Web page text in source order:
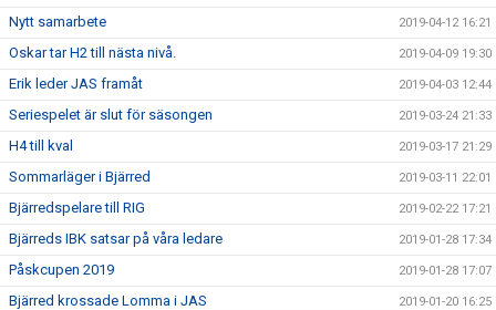
Nytt samarbete 2019-04-12 16:21
Oskar tar H2 till nästa nivå. 2019-04-09 19:30
Erik leder JAS framåt 2019-04-03 12:44
Seriespelet är slut för säsongen 2019-03-24 21:33
H4 till kval 2019-03-17 21:29
Sommarläger i Bjärred 2019-03-11 22:01
Bjärredspelare till RIG 2019-02-22 17:21
Bjärreds IBK satsar på våra ledare 2019-01-28 17:34
Påskcupen 2019 2019-01-28 17:07
Bjärred krossade Lomma i JAS 2019-01-20 16:25